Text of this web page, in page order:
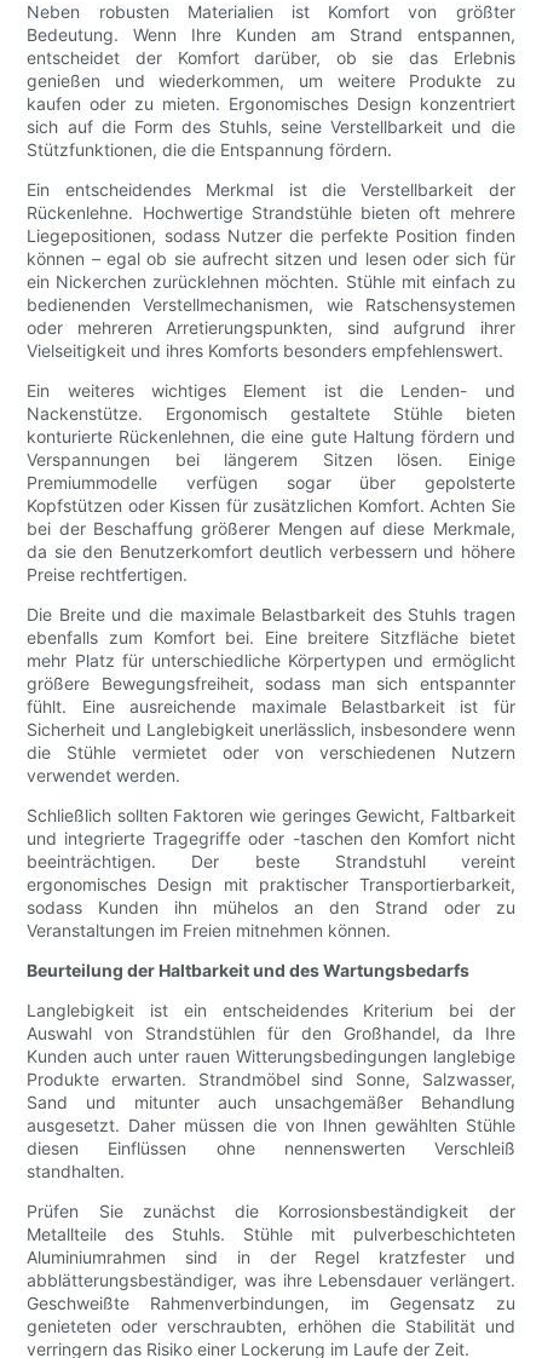
Neben robusten Materialien ist Komfort von größter
Bedeutung. Wenn Ihre Kunden am Strand entspannen,
entscheidet der Komfort darüber, ob sie das Erlebnis
genießen und wiederkommen, um weitere Produkte zu
kaufen oder zu mieten. Ergonomisches Design konzentriert
sich auf die Form des Stuhls, seine Verstellbarkeit und die
Stützfunktionen, die die Entspannung fördern.
Ein entscheidendes Merkmal ist die Verstellbarkeit der
Rückenlehne. Hochwertige Strandstühle bieten oft mehrere
Liegepositionen, sodass Nutzer die perfekte Position finden
können – egal ob sie aufrecht sitzen und lesen oder sich für
ein Nickerchen zurücklehnen möchten. Stühle mit einfach zu
bedienenden Verstellmechanismen, wie Ratschensystemen
oder mehreren Arretierungspunkten, sind aufgrund ihrer
Vielseitigkeit und ihres Komforts besonders empfehlenswert.
Ein weiteres wichtiges Element ist die Lenden- und
Nackenstütze. Ergonomisch gestaltete Stühle bieten
konturierte Rückenlehnen, die eine gute Haltung fördern und
Verspannungen bei längerem Sitzen lösen. Einige
Premiummodelle verfügen sogar über gepolsterte
Kopfstützen oder Kissen für zusätzlichen Komfort. Achten Sie
bei der Beschaffung größerer Mengen auf diese Merkmale,
da sie den Benutzerkomfort deutlich verbessern und höhere
Preise rechtfertigen.
Die Breite und die maximale Belastbarkeit des Stuhls tragen
ebenfalls zum Komfort bei. Eine breitere Sitzfläche bietet
mehr Platz für unterschiedliche Körpertypen und ermöglicht
größere Bewegungsfreiheit, sodass man sich entspannter
fühlt. Eine ausreichende maximale Belastbarkeit ist für
Sicherheit und Langlebigkeit unerlässlich, insbesondere wenn
die Stühle vermietet oder von verschiedenen Nutzern
verwendet werden.
Schließlich sollten Faktoren wie geringes Gewicht, Faltbarkeit
und integrierte Tragegriffe oder -taschen den Komfort nicht
beeinträchtigen. Der beste Strandstuhl vereint
ergonomisches Design mit praktischer Transportierbarkeit,
sodass Kunden ihn mühelos an den Strand oder zu
Veranstaltungen im Freien mitnehmen können.
Beurteilung der Haltbarkeit und des Wartungsbedarfs
Langlebigkeit ist ein entscheidendes Kriterium bei der
Auswahl von Strandstühlen für den Großhandel, da Ihre
Kunden auch unter rauen Witterungsbedingungen langlebige
Produkte erwarten. Strandmöbel sind Sonne, Salzwasser,
Sand und mitunter auch unsachgemäßer Behandlung
ausgesetzt. Daher müssen die von Ihnen gewählten Stühle
diesen Einflüssen ohne nennenswerten Verschleiß
standhalten.
Prüfen Sie zunächst die Korrosionsbeständigkeit der
Metallteile des Stuhls. Stühle mit pulverbeschichteten
Aluminiumrahmen sind in der Regel kratzfester und
abblätterungsbeständiger, was ihre Lebensdauer verlängert.
Geschweißte Rahmenverbindungen, im Gegensatz zu
genieteten oder verschraubten, erhöhen die Stabilität und
verringern das Risiko einer Lockerung im Laufe der Zeit.